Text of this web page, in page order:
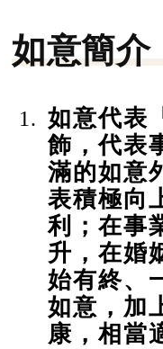
如意簡介
如意代表
飾，代表
滿的如意
表積極向
利；在事
升，在婚
始有終、
如意，加
康，相當